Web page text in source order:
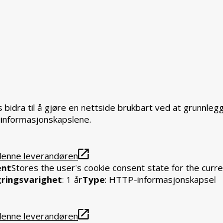
bidra til å gjøre en nettside brukbart ved at
leverandøren
Stores the user's cookie consent state for the
: 1 årType: HTTP-informasjonskapsel
leverandøren